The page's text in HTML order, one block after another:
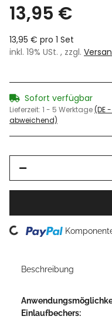
13,95 €
13,95 € pro 1 Set
inkl. 19% USt. , zzgl.
Sofort verfügbar
Lieferzeit: 1 - 5 Werktage(DE
abweichend)
Beschreibung
Einlaufbechers: